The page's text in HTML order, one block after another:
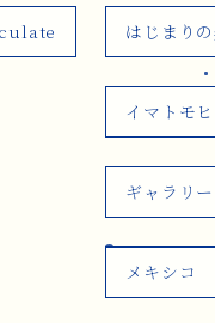
はじまり
イマトモヒ
ギャラリー
メキシコ